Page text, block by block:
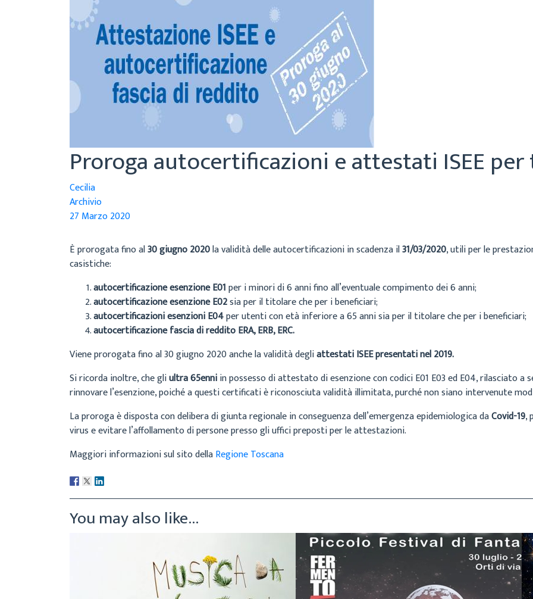
Proroga autocertificazioni e attestati ISEE
Cecilia
Archivio
27 Marzo 2020
È prorogata fino al30 giugno 2020la validità delle autocertificazioni in scadenza il31/03/2020, utili per le
casistiche:
autocertificazione esenzione E01per i minori di 6 anni fino all’eventuale compimento dei 6 anni;
autocertificazione esenzione E02sia per il titolare che per i beneficiari;
autocertificazioni esenzioni E04per utenti con età inferiore a 65 anni sia per il titolare che per i beneficiari;
autocertificazione fascia di reddito ERA, ERB, ERC.
Viene prorogata fino al 30 giugno 2020 anche la validità degliattestati ISEE presentati nel 2019.
Si ricorda inoltre, che gliultra 65enniin possesso di attestato di esenzione con codici E01 E03 ed E04, rilasciato
rinnovare l’esenzione, poiché a questi certificati è riconosciuta validità illimitata, purché non siano intervenute
La proroga è disposta con delibera di giunta regionale in conseguenza dell’emergenza epidemiologica daCovid-19,
virus e evitare l’affollamento di persone presso gli uffici preposti per le attestazioni.
Maggiori informazioni sul sito dellaRegione Toscana
You may also like...